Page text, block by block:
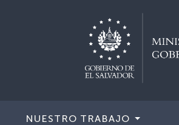
NUESTRO TRABAJO